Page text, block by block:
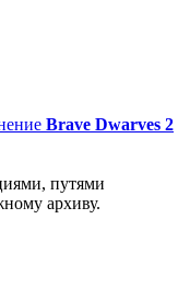
Brave Dwarves 2
путями
архиву.